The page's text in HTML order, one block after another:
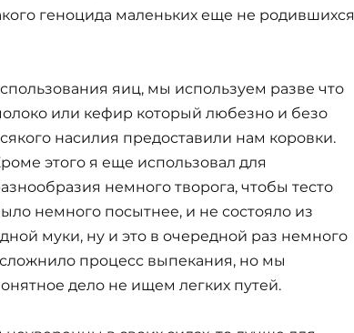
геноцида маленьких еще не родившихся
яиц, мы используем разве что
или кефир который любезно и безо
насилия предоставили нам коровки.
этого я еще использовал для
немного творога, чтобы тесто
немного посытнее, и не состояло из
муки, ну и это в очередной раз немного
процесс выпекания, но мы
дело не ищем легких путей.